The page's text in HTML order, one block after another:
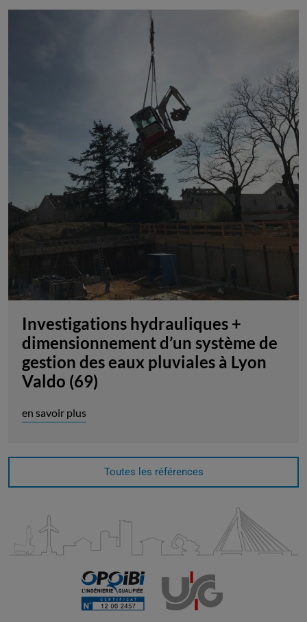
Investigations hydrauliques +
dimensionnement d’un système de
gestion des eaux pluviales à Lyon
Valdo (69)
en savoir plus
Toutes les références